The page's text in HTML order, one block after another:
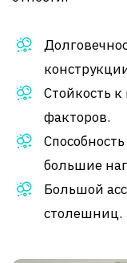
Стойкость
факторов.
большие
Большой
столешниц.